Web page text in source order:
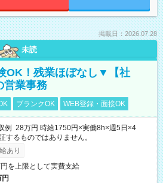
掲載日：2026.07.28
未読
OK！残業ほぼなし▼【社
営業事務
ブランクOK WEB登録・面接OK
28万円 時給1750円×実働8h×週5日×4
るものではありません。
あり
を上限として実費支給